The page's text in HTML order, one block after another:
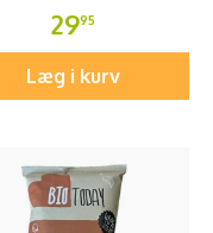
2995
Læg i kurv